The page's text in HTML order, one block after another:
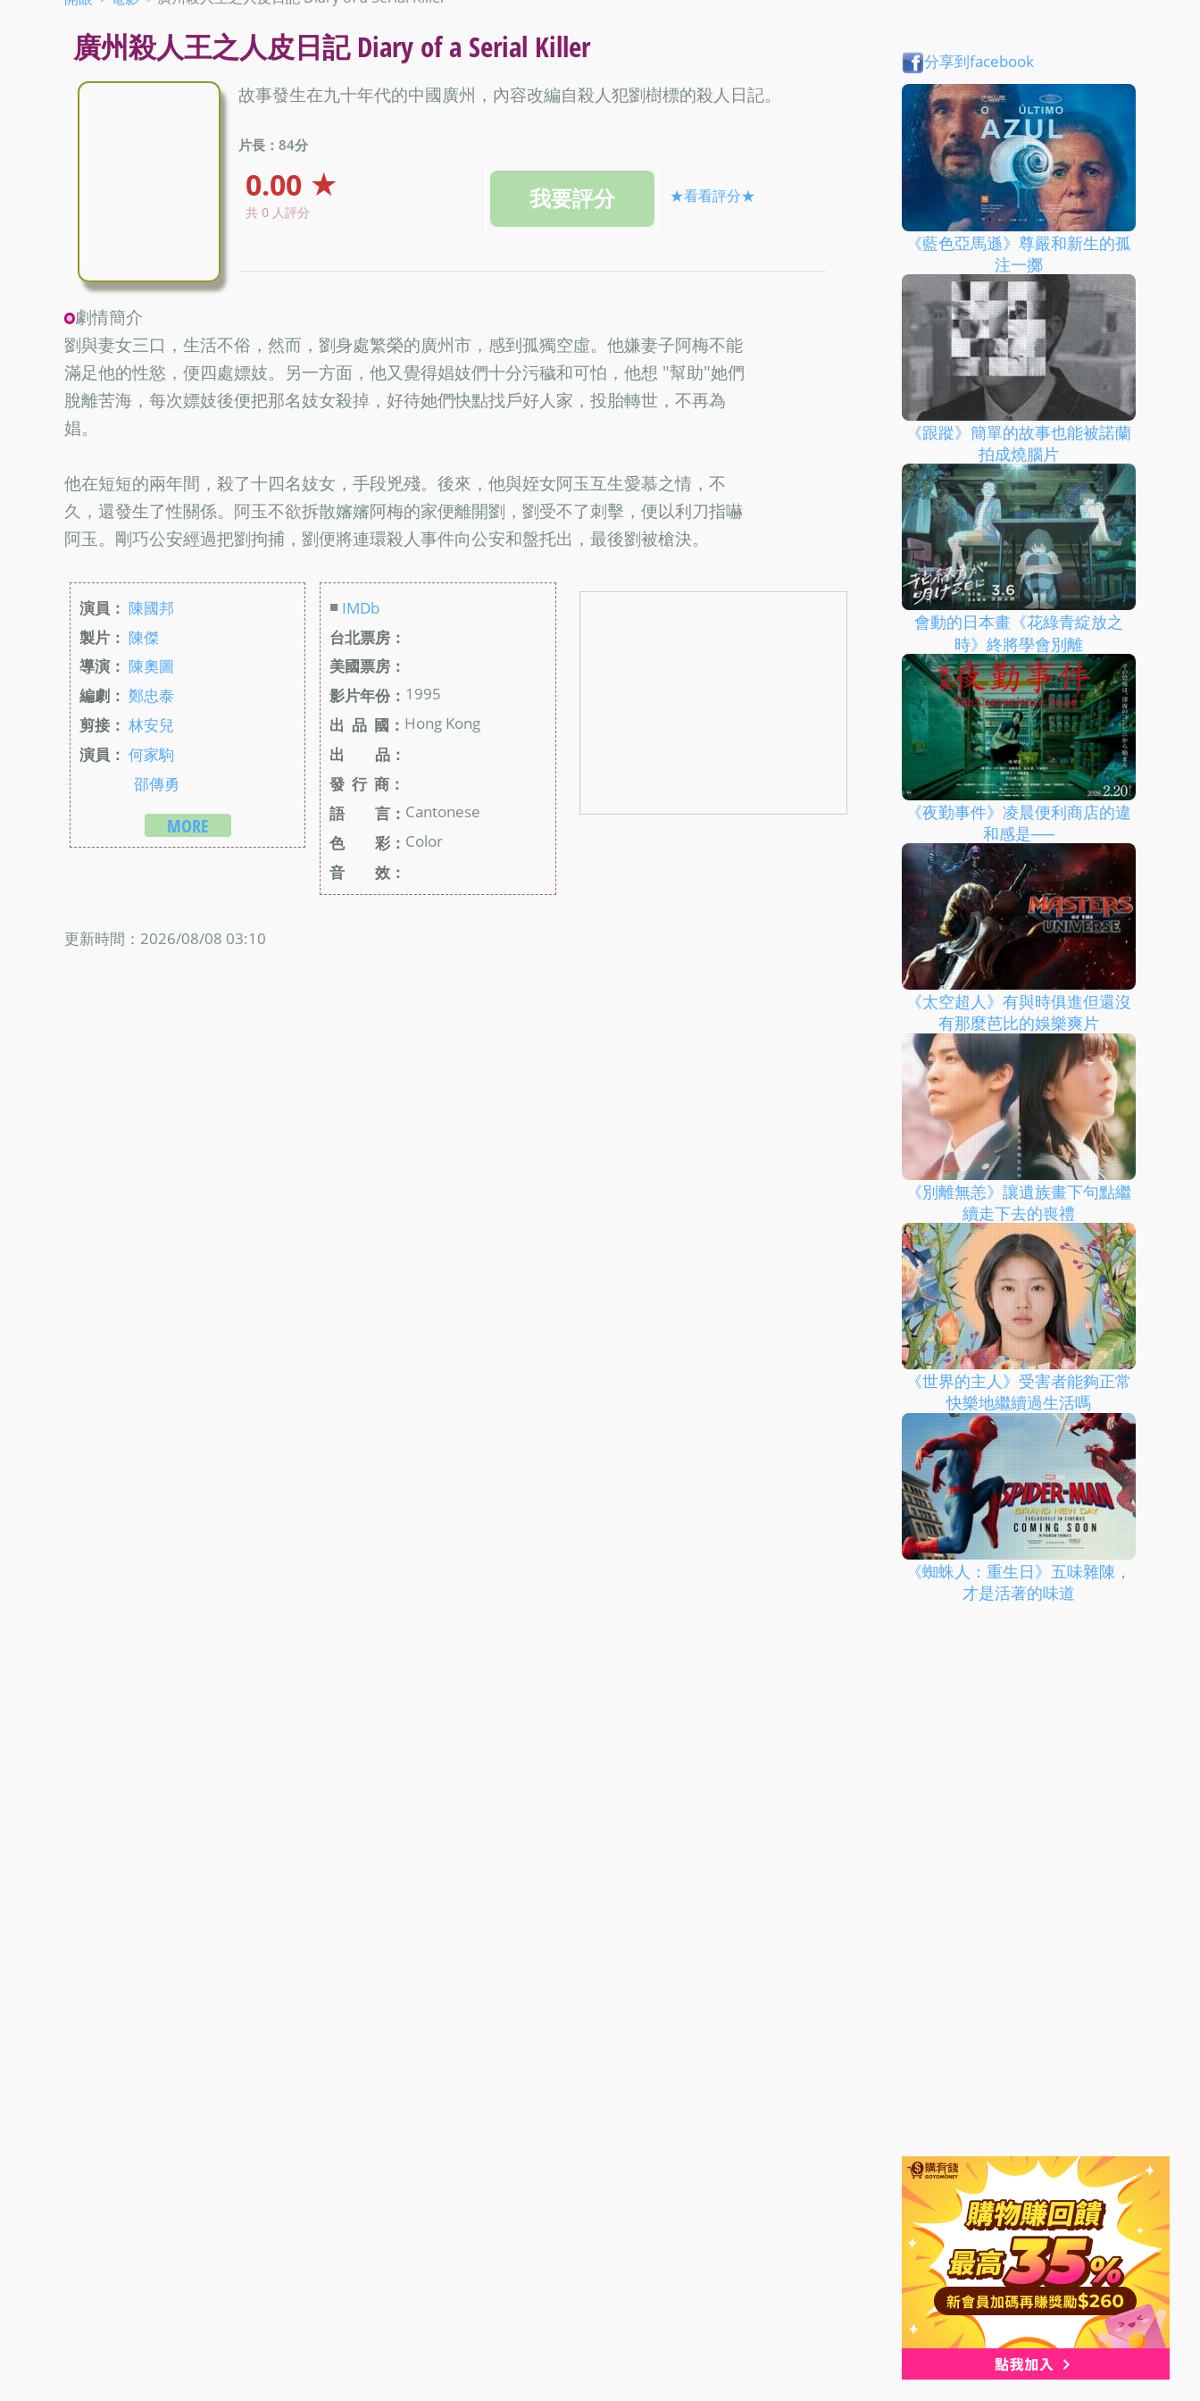
廣州殺人王之人皮日記 Diary of a Serial Killer
故事發生在九十年代的中國廣州，內容改編自殺人犯劉樹標的殺人日記。
片長：84分
0.00 ★
共 0 人評分
★看看評分★
劇情簡介
劉與妻女三口，生活不俗，然而，劉身處繁榮的廣州市，感到孤獨空虛。他嫌妻子阿梅不能
滿足他的性慾，便四處嫖妓。另一方面，他又覺得娼妓們十分污穢和可怕，他想 "幫助"她們
脫離苦海，每次嫖妓後便把那名妓女殺掉，好待她們快點找戶好人家，投胎轉世，不再為
娼。
他在短短的兩年間，殺了十四名妓女，手段兇殘。後來，他與姪女阿玉互生愛慕之情，不
久，還發生了性關係。阿玉不欲拆散嬸嬸阿梅的家便離開劉，劉受不了刺擊，便以利刀指嚇
阿玉。剛巧公安經過把劉拘捕，劉便將連環殺人事件向公安和盤托出，最後劉被槍決。
演員： 陳國邦
製片： 陳傑
導演： 陳奧圖
編劇： 鄭忠泰
剪接： 林安兒
演員： 何家駒
邵傳勇
MORE
■ IMDb
台北票房：
美國票房：
影片年份： 1995
出 品 國： Hong Kong
出 品：
發 行 商：
語 言： Cantonese
色 彩： Color
音 效：
更新時間：2026/08/08 03:10
分享到facebook
《藍色亞馬遜》尊嚴和新生的孤
注一擲
《跟蹤》簡單的故事也能被諾蘭
拍成燒腦片
會動的日本畫《花綠青綻放之
時》終將學會別離
《夜勤事件》凌晨便利商店的違
和感是──
《太空超人》有與時俱進但還沒
有那麼芭比的娛樂爽片
《別離無恙》讓遺族畫下句點繼
續走下去的喪禮
《世界的主人》受害者能夠正常
快樂地繼續過生活嗎
《蜘蛛人：重生日》五味雜陳，
才是活著的味道